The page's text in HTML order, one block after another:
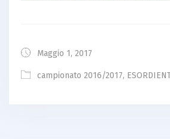
Maggio 1, 2017
campionato 2016/2017,